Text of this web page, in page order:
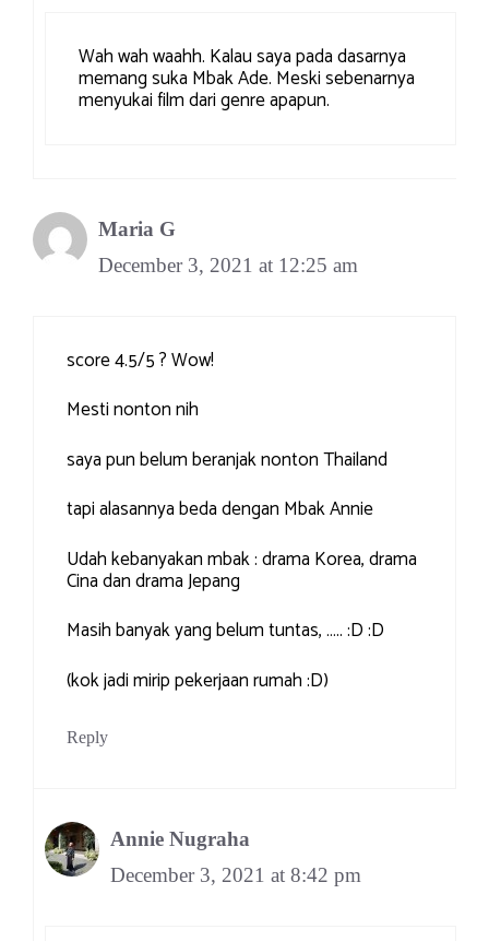
Wah wah waahh. Kalau saya pada dasarnya
memang suka Mbak Ade. Meski sebenarnya
menyukai film dari genre apapun.
Maria G
December 3, 2021 at 12:25 am
score 4.5/5 ? Wow!
Mesti nonton nih
saya pun belum beranjak nonton Thailand
tapi alasannya beda dengan Mbak Annie
Udah kebanyakan mbak : drama Korea, drama
Cina dan drama Jepang
Masih banyak yang belum tuntas, ….. :D :D
(kok jadi mirip pekerjaan rumah :D)
Reply
Annie Nugraha
December 3, 2021 at 8:42 pm